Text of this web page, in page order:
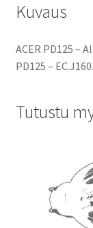
Kuvaus
ACER PD125 –
PD125 –
Tutustu